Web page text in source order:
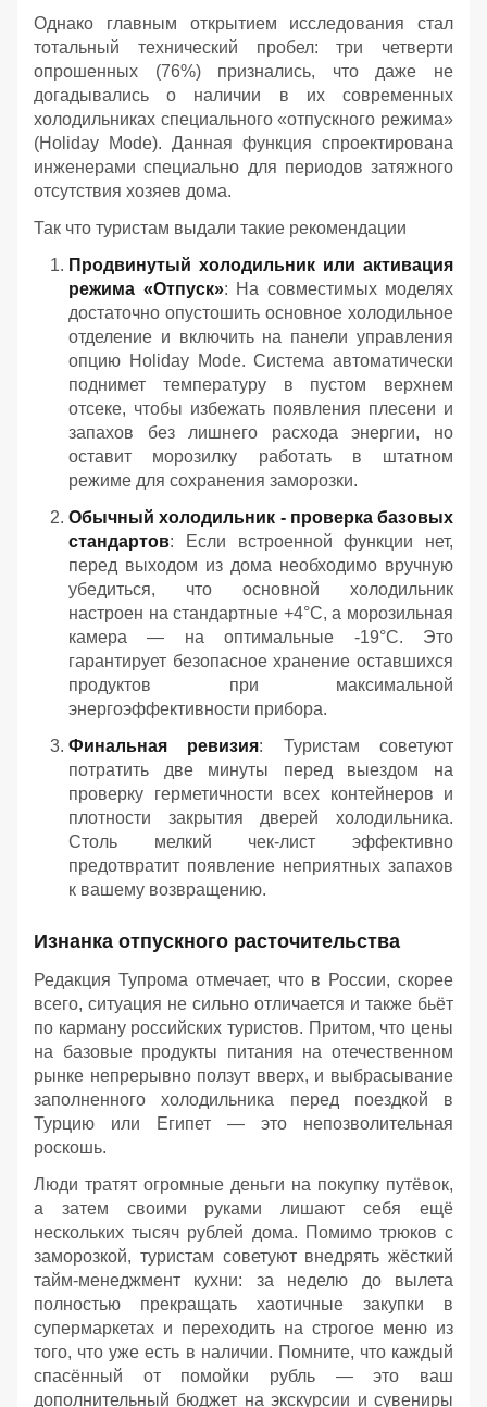
Однако главным открытием исследования стал
тотальный технический пробел: три четверти
опрошенных (76%) признались, что даже не
догадывались о наличии в их современных
холодильниках специального «отпускного режима»
(Holiday Mode). Данная функция спроектирована
инженерами специально для периодов затяжного
отсутствия хозяев дома.
Так что туристам выдали такие рекомендации
Продвинутый холодильник или активация
режима «Отпуск»: На совместимых моделях
достаточно опустошить основное холодильное
отделение и включить на панели управления
опцию Holiday Mode. Система автоматически
поднимет температуру в пустом верхнем
отсеке, чтобы избежать появления плесени и
запахов без лишнего расхода энергии, но
оставит морозилку работать в штатном
режиме для сохранения заморозки.
Обычный холодильник - проверка базовых
стандартов: Если встроенной функции нет,
перед выходом из дома необходимо вручную
убедиться, что основной холодильник
настроен на стандартные +4°C, а морозильная
камера — на оптимальные -19°C. Это
гарантирует безопасное хранение оставшихся
продуктов при максимальной
энергоэффективности прибора.
Финальная ревизия: Туристам советуют
потратить две минуты перед выездом на
проверку герметичности всех контейнеров и
плотности закрытия дверей холодильника.
Столь мелкий чек-лист эффективно
предотвратит появление неприятных запахов
к вашему возвращению.
Изнанка отпускного расточительства
Редакция Тупрома отмечает, что в России, скорее
всего, ситуация не сильно отличается и также бьёт
по карману российских туристов. Притом, что цены
на базовые продукты питания на отечественном
рынке непрерывно ползут вверх, и выбрасывание
заполненного холодильника перед поездкой в
Турцию или Египет — это непозволительная
роскошь.
Люди тратят огромные деньги на покупку путёвок,
а затем своими руками лишают себя ещё
нескольких тысяч рублей дома. Помимо трюков с
заморозкой, туристам советуют внедрять жёсткий
тайм-менеджмент кухни: за неделю до вылета
полностью прекращать хаотичные закупки в
супермаркетах и переходить на строгое меню из
того, что уже есть в наличии. Помните, что каждый
спасённый от помойки рубль — это ваш
дополнительный бюджет на экскурсии и сувениры